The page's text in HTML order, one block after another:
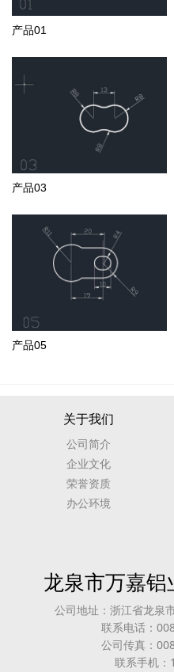
产品01
产品03
产品05
关于我们
公司简介
企业文化
荣誉资质
办公环境
龙泉市万嘉铝
公司地址：浙江省龙泉
联系电话：
公司传真：
联系手机